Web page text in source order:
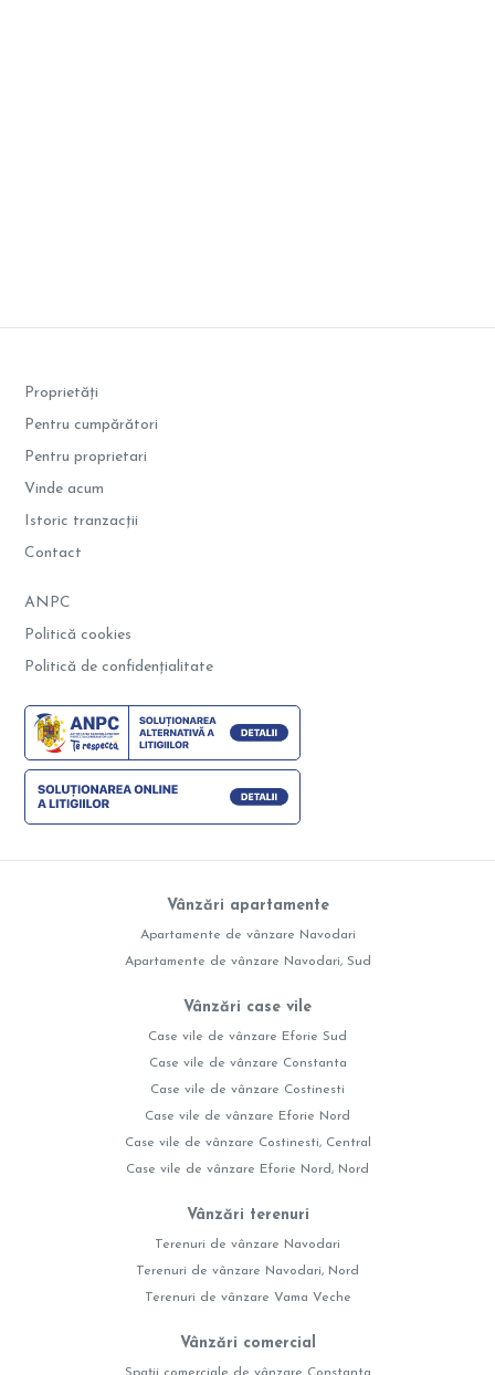
Proprietăți
Pentru cumpărători
Pentru proprietari
Vinde acum
Istoric tranzacții
Contact
ANPC
Politică cookies
Politică de confidențialitate
Vânzări apartamente
Apartamente de vânzare Navodari
Apartamente de vânzare Navodari, Sud
Vânzări case vile
Case vile de vânzare Eforie Sud
Case vile de vânzare Constanta
Case vile de vânzare Costinesti
Case vile de vânzare Eforie Nord
Case vile de vânzare Costinesti, Central
Case vile de vânzare Eforie Nord, Nord
Vânzări terenuri
Terenuri de vânzare Navodari
Terenuri de vânzare Navodari, Nord
Terenuri de vânzare Vama Veche
Vânzări comercial